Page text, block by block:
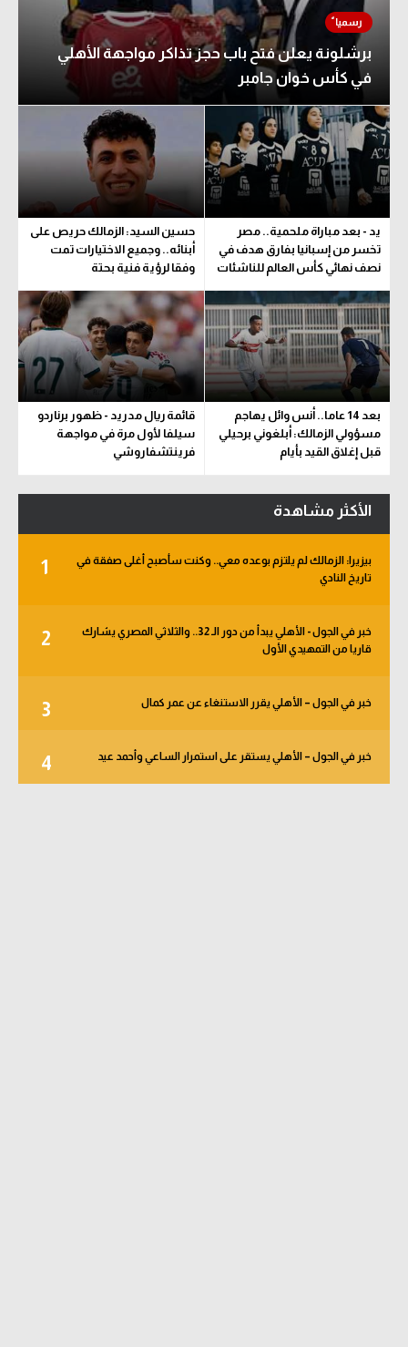
برشلونة يعلن فتح باب حجز تذاكر مواجهة الأهلي
في كأس خوان جامبر
يد - بعد مباراة ملحمية.. مصر
تخسر من إسبانيا بفارق هدف في
نصف نهائي كأس العالم للناشئات
حسين السيد: الزمالك حريص على
أبنائه.. وجميع الاختيارات تمت
وفقا لرؤية فنية بحتة
بعد 14 عاما.. أنس وائل يهاجم
مسؤولي الزمالك: أبلغوني برحيلي
قبل إغلاق القيد بأيام
قائمة ريال مدريد - ظهور برناردو
سيلفا لأول مرة في مواجهة
فرينتشفاروشي
الأكثر مشاهدة
1
بيزيرا: الزمالك لم يلتزم بوعده معي.. وكنت سأصبح أغلى صفقة في
تاريخ النادي
2
خبر في الجول - الأهلي يبدأ من دور الـ 32.. والثلاثي المصري يشارك
قاريا من التمهيدي الأول
3 خبر في الجول – الأهلي يقرر الاستنغاء عن عمر كمال
4 خبر في الجول – الأهلي يستقر على استمرار الساعي وأحمد عيد